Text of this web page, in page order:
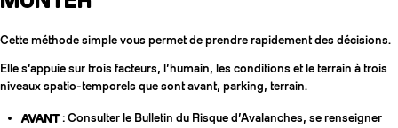
Cette méthode simple vous permet de prendre rapidement des décisions.
Elle s’appuie sur trois facteurs, l’humain, les conditions et le terrain à trois
niveaux spatio-temporels que sont avant, parking, terrain.
AVANT : Consulter le Bulletin du Risque d’Avalanches, se renseigner